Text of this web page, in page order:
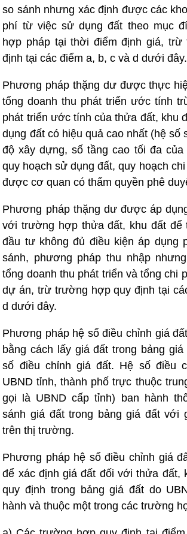
so sánh nhưng xác định được các
phí từ việc sử dụng đất theo mục
hợp pháp tại thời điểm định giá,
định tại các điểm a, b, c và d dưới đây.
Phương pháp thặng dư được thực
tổng doanh thu phát triển ước tính
phát triển ước tính của thửa đất, khu
dụng đất có hiệu quả cao nhất (hệ số
độ xây dựng, số tầng cao tối đa của
quy hoạch sử dụng đất, quy hoạch
được cơ quan có thẩm quyền phê
Phương pháp thặng dư được áp
với trường hợp thửa đất, khu đất để
đầu tư không đủ điều kiện áp dụng
sánh, phương pháp thu nhập
tổng doanh thu phát triển và tổng chi
dự án, trừ trường hợp quy định tại
d dưới đây.
Phương pháp hệ số điều chỉnh giá
bằng cách lấy giá đất trong bảng
số điều chỉnh giá đất. Hệ số điều
UBND tỉnh, thành phố trực thuộc
gọi là UBND cấp tỉnh) ban hành
sánh giá đất trong bảng giá đất với
trên thị trường.
Phương pháp hệ số điều chỉnh giá
để xác định giá đất đối với thửa đất,
quy định trong bảng giá đất do
hành và thuộc một trong các trường